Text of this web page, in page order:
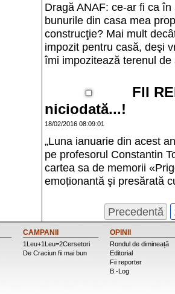
Dragă ANAF: ce-ar fi ca
bunurile din casa mea
construcţie? Mai mult
impozit pentru casă, deşi
îmi impozitează terenul de
FII
niciodată...!
18/02/2016 08:09:01
„Luna ianuarie din acest
pe profesorul Constantin
cartea sa de memorii
emoționantă şi presărată
Precedentă
CAMPANII
1Leu+1Leu=2Cersetori
De Craciun fii mai bun
OPINII
Rondul de dimineață
Editorial
Fii reporter
B.-Log